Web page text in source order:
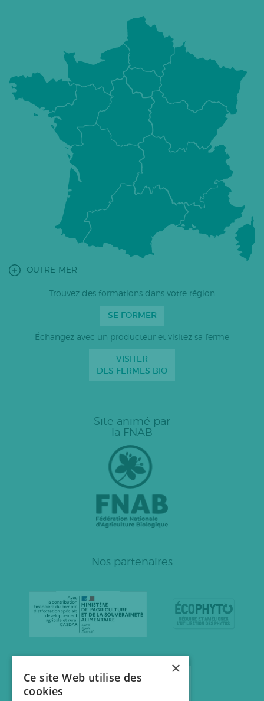
OUTRE-MER
Trouvez des formations dans votre région
SE FORMER
Échangez avec un producteur et visitez sa ferme
VISITER
DES FERMES BIO
Site animé par
la FNAB
Nos partenaires
×
Ce site Web utilise des
cookies